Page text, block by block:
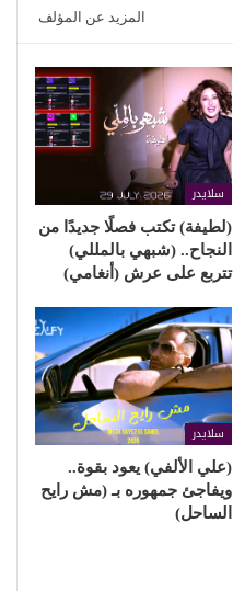
المزيد عن المؤلف
سلايدر
(لطيفة) تكتب فصلًا جديدًا من
النجاح.. (شبهي بالمللي)
تتربع على عرش (أنغامي)
سلايدر
(علي الألفي) يعود بقوة..
ويفاجئ جمهوره بـ (مش رايح
الساحل)